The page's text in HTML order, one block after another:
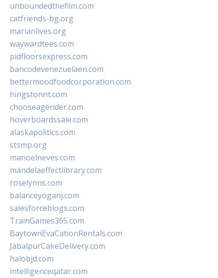
unboundedthefilm.com
catfriends-bg.org
marianlives.org
waywardtees.com
pidfloorsexpress.com
bancodevenezuelaen.com
bettermoodfoodcorporation.com
hingstonnt.com
chooseagender.com
hoverboardssale.com
alaskapolitics.com
stsmp.org
manoelneves.com
mandelaeffectlibrary.com
roselynns.com
balanceyoganj.com
salesforceblogs.com
TrainGames365.com
BaytownEvaCationRentals.com
JabalpurCakeDelivery.com
halobjd.com
intelligenceqatar.com